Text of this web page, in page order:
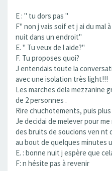
E : " tu dors pas "
F" non j vais soif et j ai du mal
nuit dans un endroit"
E. " Tu veux de l aide?"
F. Tu proposes quoi?
J entendais toute la
avec une isolation très light!!!
Les marches dela mezzanine
de 2 personnes .
Rire chuchotements, puis
Je decidai de melever pour
des bruits de soucions ven nt
au bout de quelques minutes
E. : bonne nuit j espère que
F: n hésite pas à revenir